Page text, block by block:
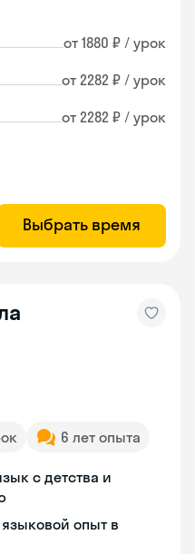
от 1880 ₽ / урок
от 2282 ₽ / урок
от 2282 ₽ / урок
Выбрать время
6 лет опыта
с детства и
опыт в